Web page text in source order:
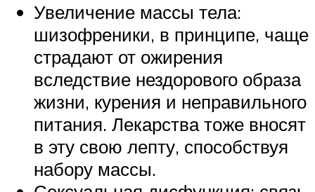
Увеличение массы тела:
шизофреники, в принципе, чаще
страдают от ожирения
вследствие нездорового образа
жизни, курения и неправильного
питания. Лекарства тоже вносят
в эту свою лепту, способствуя
набору массы.